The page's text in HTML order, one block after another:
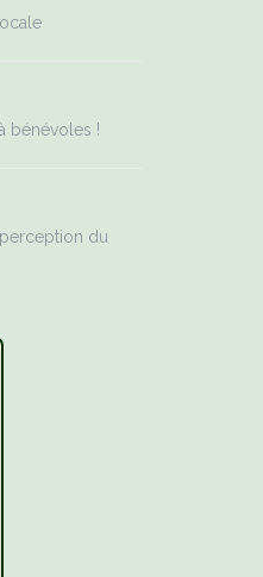
bénévoles !
perception du